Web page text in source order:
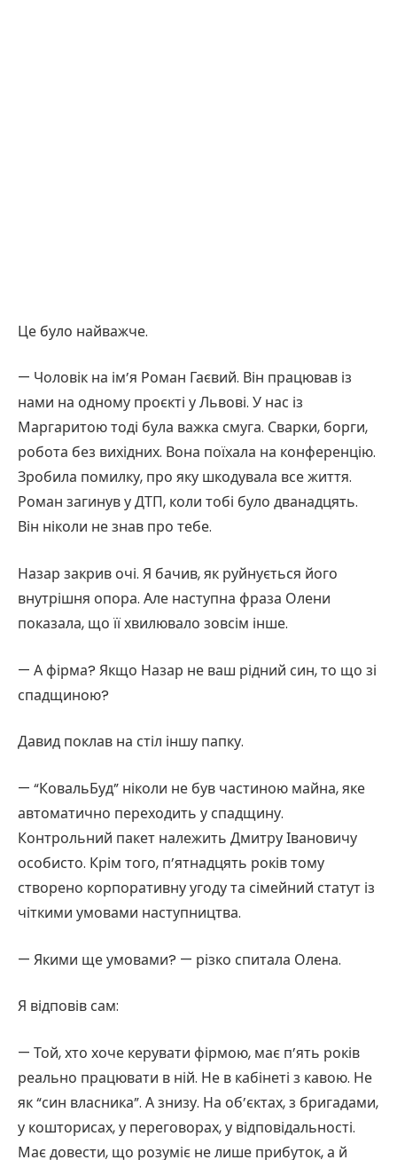
Це було найважче.
— Чоловік на ім’я Роман Гаєвий. Він працював із
нами на одному проєкті у Львові. У нас із
Маргаритою тоді була важка смуга. Сварки, борги,
робота без вихідних. Вона поїхала на конференцію.
Зробила помилку, про яку шкодувала все життя.
Роман загинув у ДТП, коли тобі було дванадцять.
Він ніколи не знав про тебе.
Назар закрив очі. Я бачив, як руйнується його
внутрішня опора. Але наступна фраза Олени
показала, що її хвилювало зовсім інше.
— А фірма? Якщо Назар не ваш рідний син, то що зі
спадщиною?
Давид поклав на стіл іншу папку.
— “КовальБуд” ніколи не був частиною майна, яке
автоматично переходить у спадщину.
Контрольний пакет належить Дмитру Івановичу
особисто. Крім того, п’ятнадцять років тому
створено корпоративну угоду та сімейний статут із
чіткими умовами наступництва.
— Якими ще умовами? — різко спитала Олена.
Я відповів сам:
— Той, хто хоче керувати фірмою, має п’ять років
реально працювати в ній. Не в кабінеті з кавою. Не
як “син власника”. А знизу. На об’єктах, з бригадами,
у кошторисах, у переговорах, у відповідальності.
Має довести, що розуміє не лише прибуток, а й